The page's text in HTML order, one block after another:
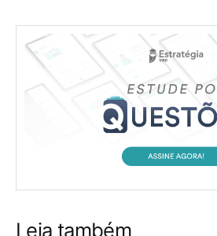
Leia também